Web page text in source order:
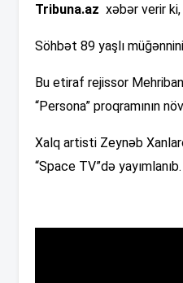
Tribuna.az xəbər verir
Söhbət 89 yaşlı
Bu etiraf rejissor
“Persona” proqramının
Xalq artisti Zeynəb
“Space TV”də yayımlanıb.